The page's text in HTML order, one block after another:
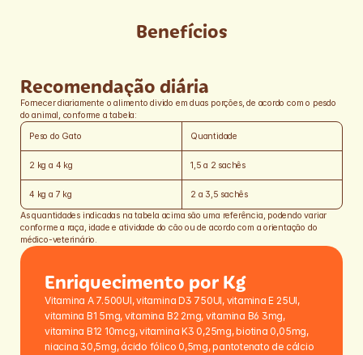
Benefícios
Recomendação diária
Fornecer diariamente o alimento divido em duas porções, de acordo com o pesdo
do animal, conforme a tabela:
Peso do Gato
Quantidade
2 kg a 4 kg 1,5 a 2 sachês
4 kg a 7 kg
2 a 3,5 sachês
As quantidades indicadas na tabela acima são uma referência, podendo variar
conforme a raça, idade e atividade do cão ou de acordo com a orientação do
médico-veterinário.
Enriquecimento por Kg
Vitamina A 7.500UI, vitamina D3 750UI, vitamina E 25UI,
vitamina B1 5mg, vitamina B2 2mg, vitamina B6 3mg,
vitamina B12 10mcg, vitamina K3 0,25mg, biotina 0,05mg,
niacina 30,5mg, ácido fólico 0,5mg, pantotenato de cálcio